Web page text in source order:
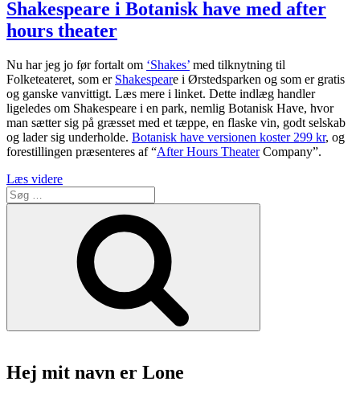
Shakespeare i Botanisk have med after
hours theater
Nu har jeg jo før fortalt om ‘Shakes’ med tilknytning til
Folketeateret, som er Shakespeare i Ørstedsparken og som er gratis
og ganske vanvittigt. Læs mere i linket. Dette indlæg handler
ligeledes om Shakespeare i en park, nemlig Botanisk Have, hvor
man sætter sig på græsset med et tæppe, en flaske vin, godt selskab
og lader sig underholde. Botanisk have versionen koster 299 kr, og
forestillingen præsenteres af “After Hours TheaterCompany”.
Læs videre“Shakespeare
Botanisk
med
after
hours
theater”
Søg
efter:
Hej mit navn er Lone